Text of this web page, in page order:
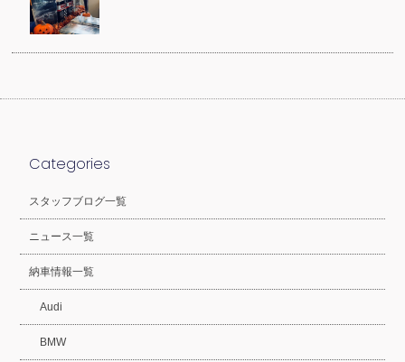
プライバシーポリシー
Categories
スタッフブログ一覧
ニュース一覧
納車情報一覧
Audi
BMW